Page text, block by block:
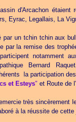
d'Arcachon étaient
Eyrac, Legallais, La
par un tchin tchin aux
par la remise des
notamment
Bernard
la participation
et Esteys" et Route de
très sincèrement
à la réussite de